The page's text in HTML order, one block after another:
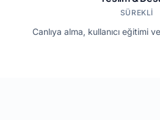
SÜREKLI
Canlıya alma, kullanıcı eğitimi